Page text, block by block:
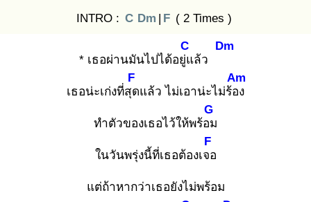
INTRO : C Dm | F ( 2 Times )
* เธอผ่านมันไปได้อยู่แ
C
ล้ว
Dm
เธอน่ะเก่งที่สุด
F
แล้ว ไม่เอาน่ะไม่ร้อง
Am
ทำตัวของเธอไว้ให้พร้อม
G
ในวันพรุ่งนี้ที่เธอต้องเจอ
F
แต่ถ้าหากว่าเธอยังไม่พร้อม